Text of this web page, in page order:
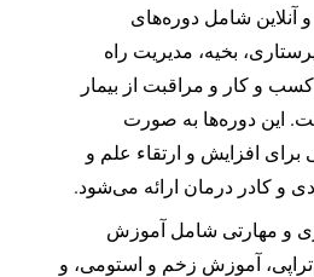
شامل دوره‌های
بخیه، مدیریت راه
و کار و مراقبت از بیمار
این دوره‌ها به صورت
برای افزایش و ارتقاء علم و
و کادر درمان ارائه می‌شود.
و مهارتی شامل آموزش
آموزش زخم و استومی، و